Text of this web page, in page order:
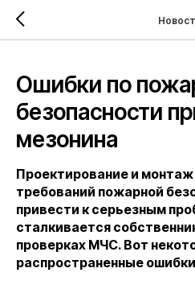
Ошибки по
безопасности
мезонина
Проектирование и монтаж
требований пожарной
привести к серьезным
сталкивается
проверках МЧС. Вот
распространенные